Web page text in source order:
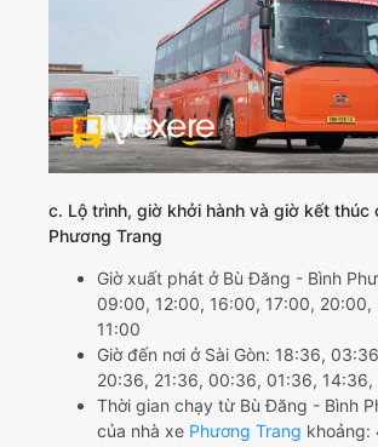
c. Lộ trình, giờ khởi hành và giờ kết thúc
Phương Trang
Giờ xuất phát ở Bù Đăng - Bình
09:00, 12:00, 16:00, 17:00, 20:00,
11:00
Giờ đến nơi ở Sài Gòn: 18:36,
20:36, 21:36, 00:36, 01:36, 14:36,
Thời gian chạy từ Bù Đăng - Bình
của nhà xe Phương Trang khoảng: